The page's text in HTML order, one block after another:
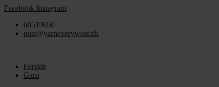
Videre
indhold
Facebook Instagram
60519650
post@yarneverywear.dk
Forside
Garn